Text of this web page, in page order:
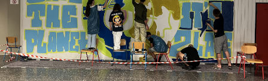
Kooperationen
Was wir sonst so machen
Städtepartnerschaft
Ataşehir